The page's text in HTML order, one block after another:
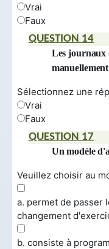
Vrai
Faux
QUESTION 14
Les journaux
Sélectionnez une
Vrai
Faux
QUESTION 17
Un modèle
Veuillez choisir au
a. permet de passer
changement
b. consiste à